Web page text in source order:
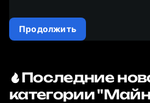
Продолжить
Последние
категории